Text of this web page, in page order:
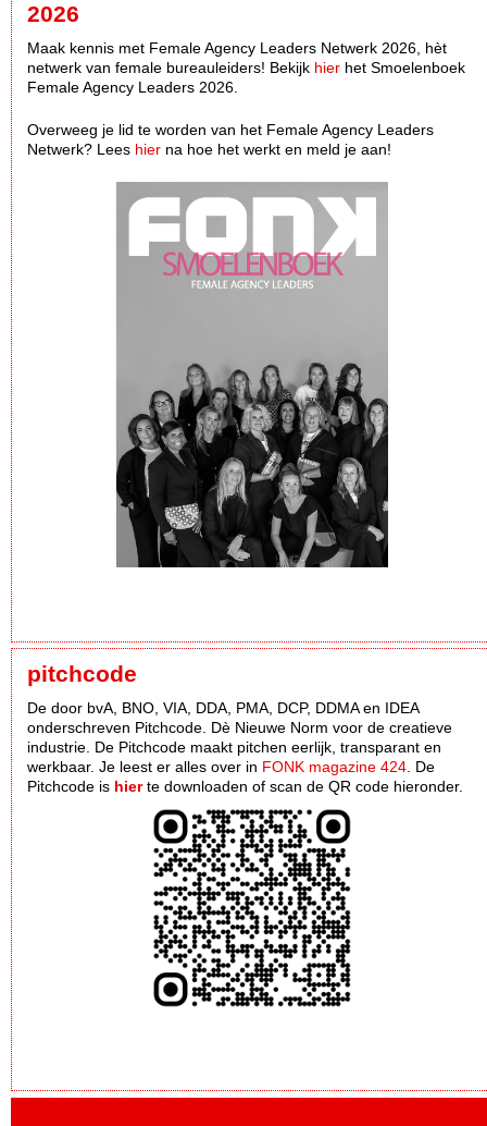
2026
Maak kennis met Female Agency Leaders Netwerk 2026, hèt
netwerk van female bureauleiders! Bekijk hier het Smoelenboek
Female Agency Leaders 2026.
Overweeg je lid te worden van het Female Agency Leaders
Netwerk? Lees hier na hoe het werkt en meld je aan!
pitchcode
De door bvA, BNO, VIA, DDA, PMA, DCP, DDMA en IDEA
onderschreven Pitchcode. Dè Nieuwe Norm voor de creatieve
industrie. De Pitchcode maakt pitchen eerlijk, transparant en
werkbaar. Je leest er alles over in FONK magazine 424 . De
Pitchcode is hierte downloaden of scan de QR code hieronder.